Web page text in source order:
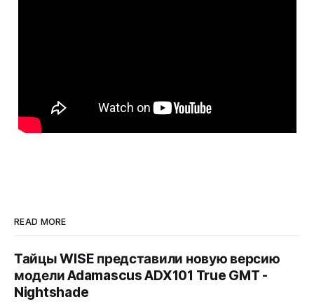
READ MORE
Тайцы WISE представили новую версию
модели Adamascus ADX101 True GMT -
Nightshade